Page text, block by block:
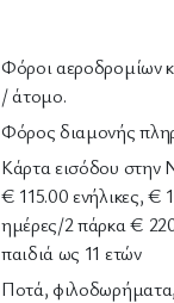
Φόροι αεροδρομίων
/ άτομο.
Φόρος διαμονής
Κάρτα εισόδου στην
€ 115.00 ενήλικες, €
ημέρες/2 πάρκα €
παιδιά ως 11 ετών
Ποτά,